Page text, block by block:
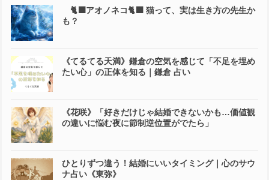
🐈‍⬛アオノネコ🐈‍⬛ 猫って、実は生き方の先生か
も？
《てるてる天満》鎌倉の空気を感じて「不足を埋め
たい心」の正体を知る｜鎌倉 占い
《花咲》「好きだけじゃ結婚できないかも…価値観
の違いに悩む夜に節制逆位置がでたら」
ひとりずつ違う！結婚にいいタイミング｜心のサウ
ナ占い《東弥》